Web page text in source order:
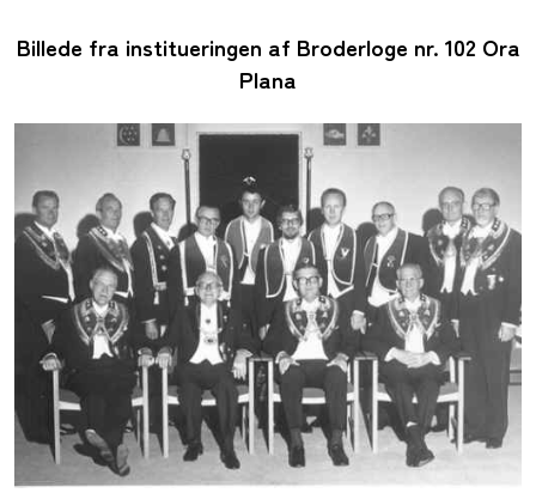
Billede fra institueringen af Broderloge nr. 102 Ora
Plana